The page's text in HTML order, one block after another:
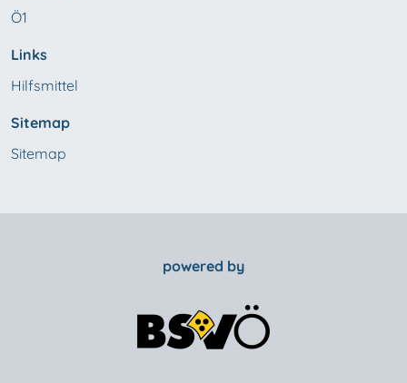
Ö1
Links
Hilfsmittel
Sitemap
Sitemap
powered by